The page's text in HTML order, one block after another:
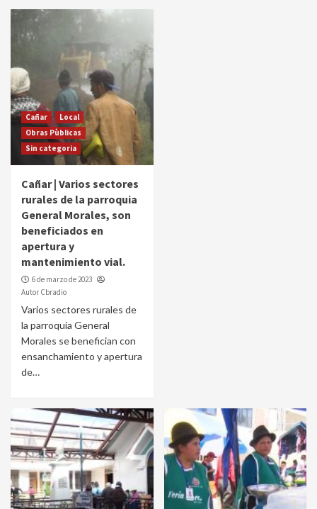
Cañar
Local
Obras Pùblicas
Sin categoria
Cañar | Varios sectores
rurales de la parroquia
General Morales, son
beneficiados en
apertura y
mantenimiento vial.
6 de marzo de 2023
Autor Cbradio
Varios sectores rurales de
la parroquia General
Morales se benefician con
ensanchamiento y apertura
de…